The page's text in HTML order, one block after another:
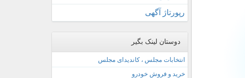
رپورتاژ آگهی
دوستان لینک بگیر
انتخابات مجلس ، کاندیدای مجلس
خرید و فروش خودرو